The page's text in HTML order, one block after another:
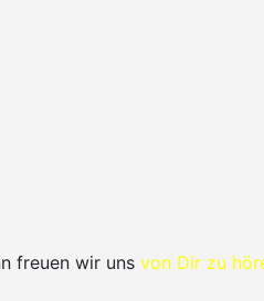
freuen wir uns von Dir zu